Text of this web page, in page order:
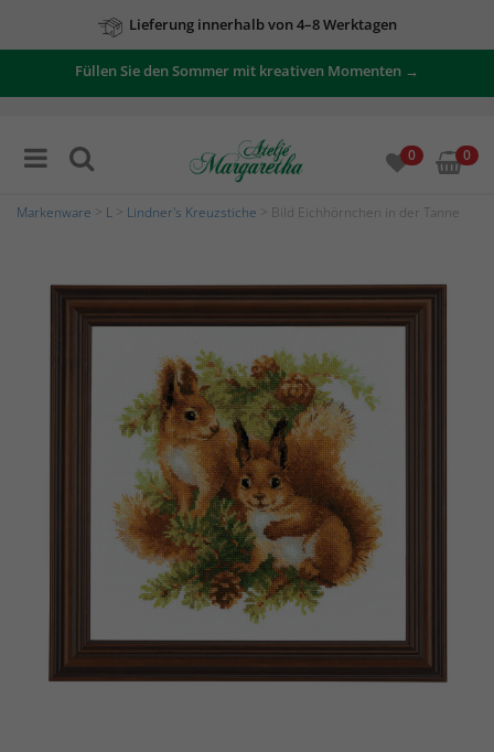
Lieferung innerhalb von 4–8 Werktagen
Füllen Sie den Sommer mit kreativen Momenten →
0 0
Markenware L Lindner's Kreuzstiche > Bild Eichhörnchen in der Tanne